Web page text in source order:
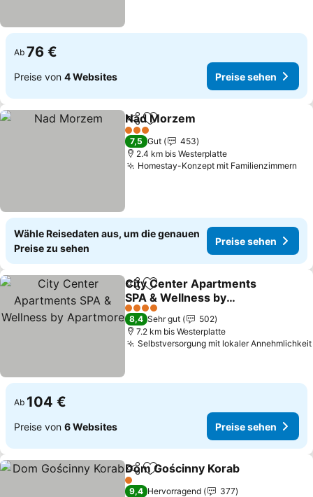
Ab 76 €
Preise von 4 Websites Preise sehen
TeilenZu Favoriten hinzufügen
Nad Morzem
3 Sterne
7,5 Gut
453
2.4 km bis Westerplatte
Homestay-Konzept mit Familienzimmern
Wähle Reisedaten aus, um die genauen
Preise zu sehen
Preise sehen
TeilenZu Favoriten hinzufügen
City Center Apartments
SPA & Wellness by
Apartmore
4 Sterne
8,4 Sehr gut
502
7.2 km bis Westerplatte
Selbstversorgung mit lokaler Annehmlichkeit
Ab 104 €
Preise von 6 Websites Preise sehen
TeilenZu Favoriten hinzufügen
Dom Gościnny Korab
1 Sterne
9,4 Hervorragend
377